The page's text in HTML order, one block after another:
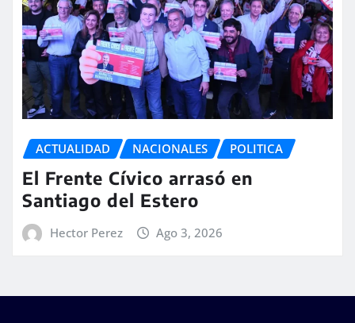
ACTUALIDAD NACIONALES POLITICA
El Frente Cívico arrasó en
Santiago del Estero
Hector Perez Ago 3, 2026